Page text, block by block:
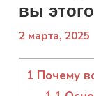
вы
2 марта, 2025
1 Почему